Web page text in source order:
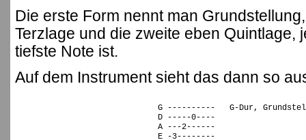
Die erste Form nennt man
Terzlage und die zweite eben Quintlage,
tiefste Note ist.
Auf dem Instrument sieht das dann so
G ---------- G-Dur,
D -----0----
A ---2------
E -3--------